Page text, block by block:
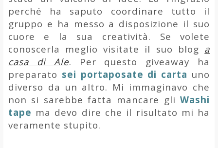
perché ha saputo coordinare tutto il
gruppo e ha messo a disposizione il suo
cuore e la sua creatività. Se volete
conoscerla meglio visitate il suo blog a
casa di Ale. Per questo giveaway ha
preparato sei portaposate di carta uno
diverso da un altro. Mi immaginavo che
non si sarebbe fatta mancare gliWashi
tape ma devo dire che il risultato mi ha
veramente stupito.